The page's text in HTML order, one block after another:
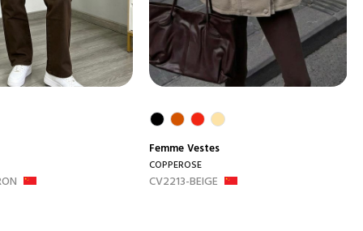
FemmeVestes
COPPEROSE
CV2213-BEIGE